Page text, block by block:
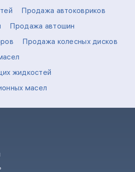
Продажа автоковриков
Продажа автошин
Продажа колесных дисков
жидкостей
масел